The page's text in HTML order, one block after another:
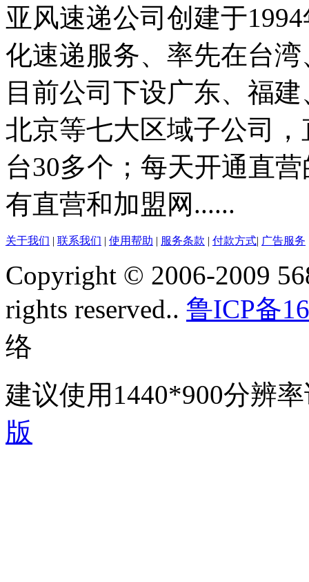
亚风速递公司创建于
化速递服务、率先在台
目前公司下设广东、福
北京等七大区域子公司
台30多个；每天开通直
有直营和加盟网......
关于我们 | 联系我们 | 使用帮助 | 服务条款 | 付款方式| 广告服务
Copyright © 2006-2009
rights reserved.. 鲁ICP备
络
建议使用1440*900分辨
版